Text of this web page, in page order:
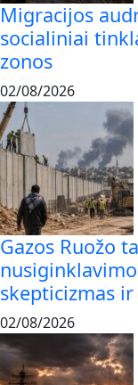
Migracijos
socialiniai
zonos
02/08/2026
Gazos Ruožo
skepticizmas
02/08/2026